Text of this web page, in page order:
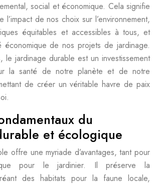
social et économique. Cela signifie
de nos choix sur l’environnement,
équitables et accessibles à tous, et
économique de nos projets de jardinage.
le jardinage durable est un investissement
la santé de notre planète et de notre
de créer un véritable havre de paix
du
et écologique
offre une myriade d’avantages, tant pour
que pour le jardinier. Il préserve la
des habitats pour la faune locale,